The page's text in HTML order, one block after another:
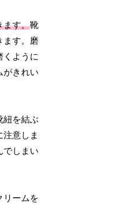
ます。靴
ます。磨
くように
がきれい
紐を結ぶ
注意しま
でしまい
リームを